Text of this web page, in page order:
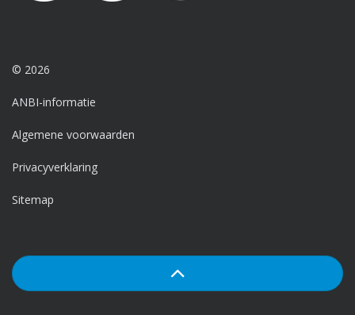
© 2026
ANBI-informatie
Algemene voorwaarden
Privacyverklaring
Sitemap